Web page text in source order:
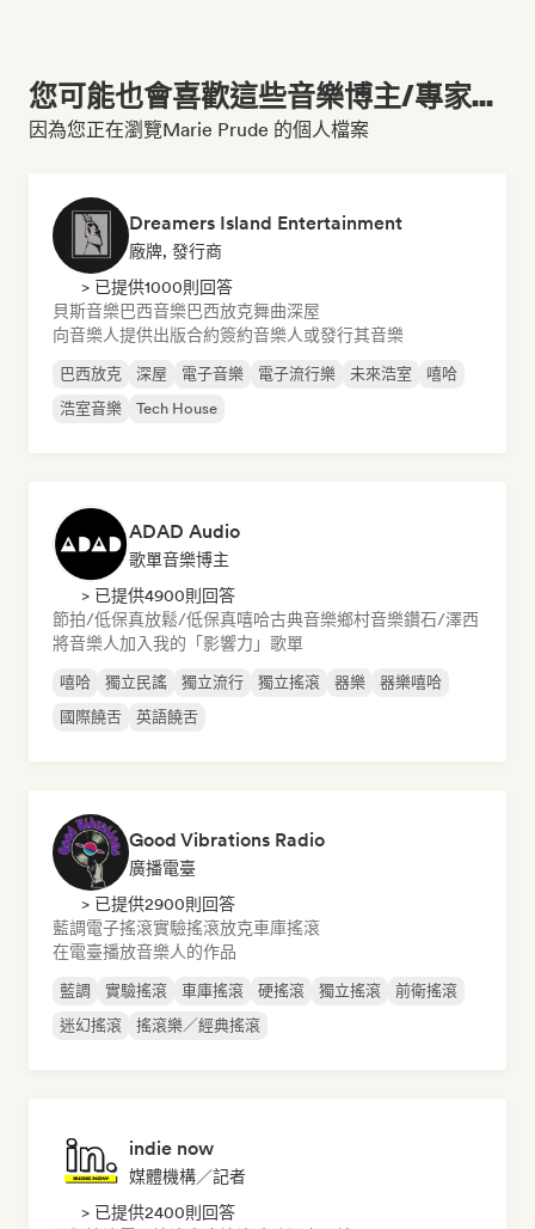
您可能也會喜歡這些音樂博主/專家...
因為您正在瀏覽Marie Prude 的個人檔案
Dreamers Island Entertainment
廠牌, 發行商
> 已提供1000則回答
貝斯音樂巴西音樂巴西放克舞曲深屋
向音樂人提供出版合約簽約音樂人或發行其音樂
巴西放克 深屋 電子音樂 電子流行樂 未來浩室
嘻哈
浩室音樂
Tech House
ADAD Audio
歌單音樂博主
> 已提供4900則回答
節拍/低保真放鬆/低保真嘻哈古典音樂鄉村音樂鑽石/澤西
將音樂人加入我的「影響力」歌單
嘻哈 獨立民謠 獨立流行 獨立搖滾 器樂
器樂嘻哈
國際饒舌
英語饒舌
Good Vibrations Radio
廣播電臺
> 已提供2900則回答
藍調電子搖滾實驗搖滾放克車庫搖滾
在電臺播放音樂人的作品
藍調 實驗搖滾 車庫搖滾 硬搖滾 獨立搖滾
前衛搖滾
迷幻搖滾
搖滾樂／經典搖滾
indie now
媒體機構／記者
> 已提供2400則回答